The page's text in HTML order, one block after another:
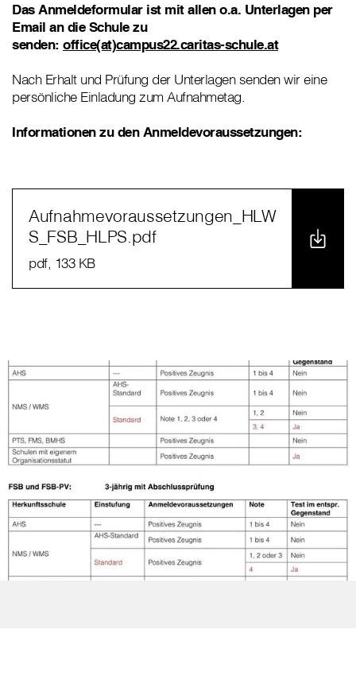
Das Anmeldeformular ist mit allen o.a. Unterlagen per
Email an die Schule zu
senden: office(at)campus22.caritas-schule.at
Nach Erhalt und Prüfung der Unterlagen senden wir eine
persönliche Einladung zum Aufnahmetag.
Informationen zu den Anmeldevoraussetzungen:
Aufnahmevoraussetzungen_HLW
S_FSB_HLPS.pdf
pdf, 133 KB